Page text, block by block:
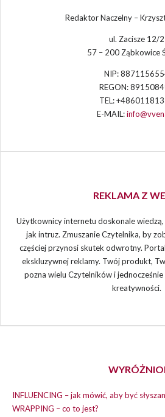
Redaktor Naczelny –
ul. Zacisze 12/2
57 – 200 Ząbkowice
NIP:
REGON:
TEL:
E-MAIL:
REKLAMA Z
Użytkownicy internetu doskonale
jak intruz. Zmuszanie Czytelnika, by
częściej przynosi skutek odwrotny.
ekskluzywnej reklamy. Twój produkt,
pozna wielu Czytelników i jednocześnie
kreatywności.
INFLUENCING – jak mówić, aby być
WRAPPING – co to jest?